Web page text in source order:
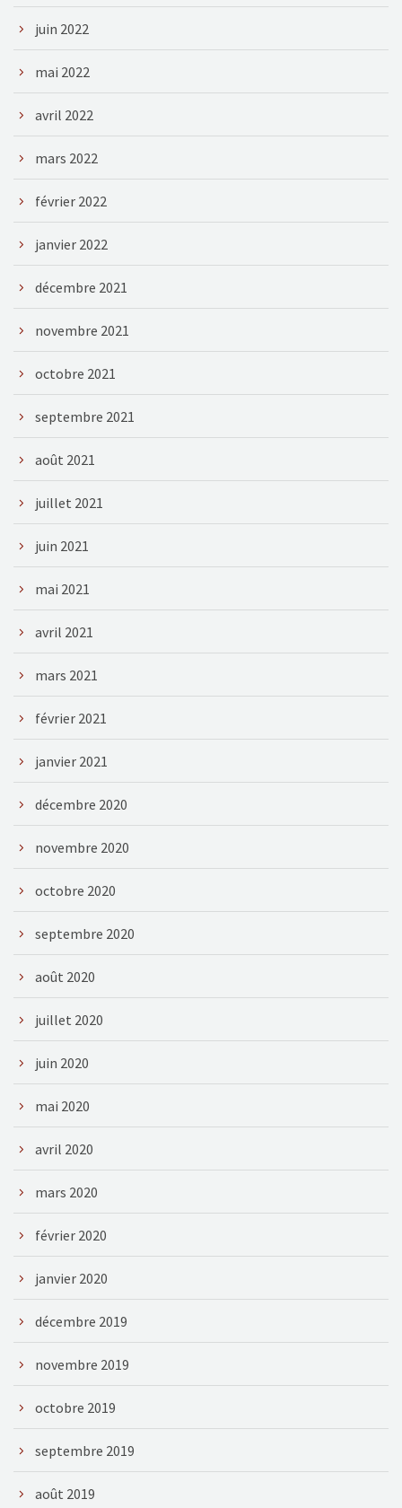
juin 2022
mai 2022
avril 2022
mars 2022
février 2022
janvier 2022
décembre 2021
novembre 2021
octobre 2021
septembre 2021
août 2021
juillet 2021
juin 2021
mai 2021
avril 2021
mars 2021
février 2021
janvier 2021
décembre 2020
novembre 2020
octobre 2020
septembre 2020
août 2020
juillet 2020
juin 2020
mai 2020
avril 2020
mars 2020
février 2020
janvier 2020
décembre 2019
novembre 2019
octobre 2019
septembre 2019
août 2019